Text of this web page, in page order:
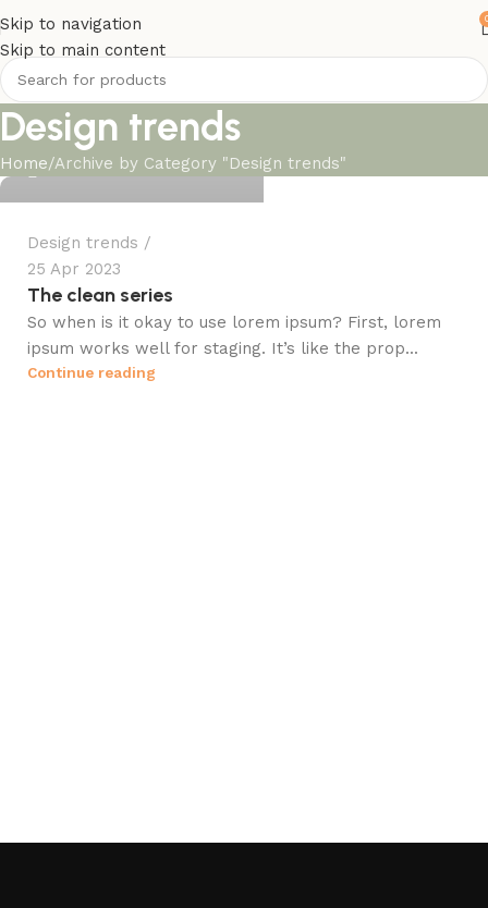
Skip to navigation
Skip to main content
Design trends
Home Archive by Category "Design trends"
husenlikonul@gmail.com
0
Design trends
25 Apr 2023
The clean series
So when is it okay to use lorem ipsum? First, lorem
ipsum works well for staging. It’s like the prop...
Continue reading